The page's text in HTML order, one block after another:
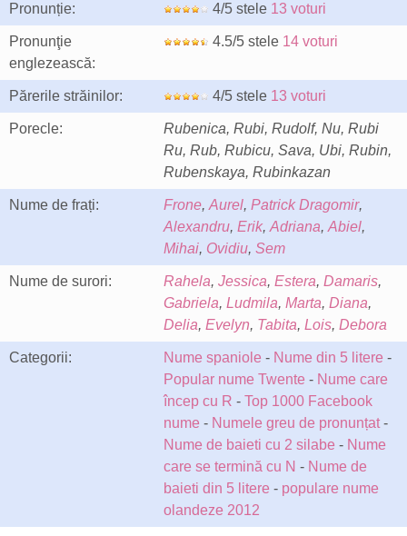
Pronunție: 4/5 stele 13 voturi
Pronunţie
englezească:
4.5/5 stele 14 voturi
Părerile străinilor: 4/5 stele 13 voturi
Porecle:
Rubenica, Rubi, Rudolf, Nu, Rubi
Ru, Rub, Rubicu, Sava, Ubi, Rubin,
Rubenskaya, Rubinkazan
Nume de frați: Frone, Aurel, Patrick Dragomir,
Alexandru, Erik, Adriana, Abiel,
Mihai, Ovidiu, Sem
Nume de surori: Rahela, Jessica, Estera, Damaris,
Gabriela, Ludmila, Marta, Diana,
Delia, Evelyn, Tabita, Lois, Debora
Categorii: Nume spaniole - Nume din 5 litere -
Popular nume Twente - Nume care
încep cu R - Top 1000 Facebook
nume - Numele greu de pronunțat-
Nume de baieti cu 2 silabe - Nume
care se termină cu N - Nume de
baieti din 5 litere - populare nume
olandeze 2012